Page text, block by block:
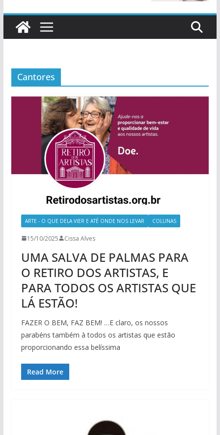
Cantores
ARTE - O QUE DELA VIER E ATÉ ONDE NOS LEVAR COLUNAS
15/10/2025 Cissa Alves
UMA SALVA DE PALMAS PARA
O RETIRO DOS ARTISTAS, E
PARA TODOS OS ARTISTAS QUE
LÁ ESTÃO!
FAZER O BEM, FAZ BEM! …E claro, os nossos
parabéns também à todos os artistas que estão
proporcionando essa belíssima
Read More